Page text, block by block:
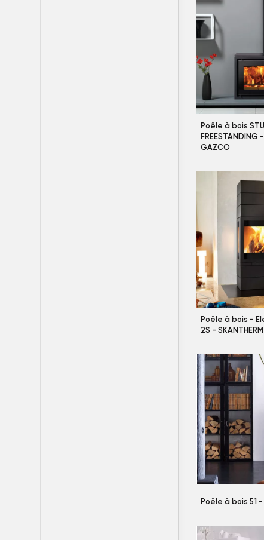
Poêle à bois
FREESTANDING
GAZCO
Poêle à bois -
2S - SKANTHERM
Poêle à bois 51 -